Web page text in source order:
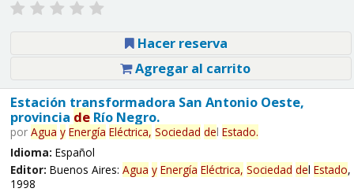
Hacer reserva
Agregar al carrito
Estación transformadora San Antonio Oeste,
provincia deRío Negro.
por Agua y Energía Eléctrica, Sociedad del Estado.
Idioma: Español
Editor: Buenos Aires: Agua y Energía Eléctrica, Sociedad del Estado,
1998